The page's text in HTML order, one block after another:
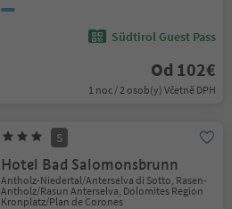
Südtirol Guest Pass
Od 102€
1 noc / 2 osob(y) Včetně DPH
S
Hotel Bad Salomonsbrunn
Antholz-Niedertal/Anterselva di Sotto, Rasen-
Antholz/Rasun Anterselva, Dolomites Region
Kronplatz/Plan de Corones